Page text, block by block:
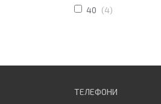
40
4